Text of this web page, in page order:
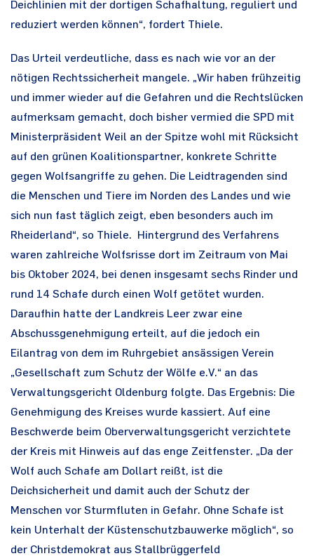
Deichlinien mit der dortigen Schafhaltung, reguliert und
reduziert werden können“, fordert Thiele.
Das Urteil verdeutliche, dass es nach wie vor an der
nötigen Rechtssicherheit mangele. „Wir haben frühzeitig
und immer wieder auf die Gefahren und die Rechtslücken
aufmerksam gemacht, doch bisher vermied die SPD mit
Ministerpräsident Weil an der Spitze wohl mit Rücksicht
auf den grünen Koalitionspartner, konkrete Schritte
gegen Wolfsangriffe zu gehen. Die Leidtragenden sind
die Menschen und Tiere im Norden des Landes und wie
sich nun fast täglich zeigt, eben besonders auch im
Rheiderland“, so Thiele. Hintergrund des Verfahrens
waren zahlreiche Wolfsrisse dort im Zeitraum von Mai
bis Oktober 2024, bei denen insgesamt sechs Rinder und
rund 14 Schafe durch einen Wolf getötet wurden.
Daraufhin hatte der Landkreis Leer zwar eine
Abschussgenehmigung erteilt, auf die jedoch ein
Eilantrag von dem im Ruhrgebiet ansässigen Verein
„Gesellschaft zum Schutz der Wölfe e.V.“ an das
Verwaltungsgericht Oldenburg folgte. Das Ergebnis: Die
Genehmigung des Kreises wurde kassiert. Auf eine
Beschwerde beim Oberverwaltungsgericht verzichtete
der Kreis mit Hinweis auf das enge Zeitfenster. „Da der
Wolf auch Schafe am Dollart reißt, ist die
Deichsicherheit und damit auch der Schutz der
Menschen vor Sturmfluten in Gefahr. Ohne Schafe ist
kein Unterhalt der Küstenschutzbauwerke möglich“, so
der Christdemokrat aus Stallbrüggerfeld